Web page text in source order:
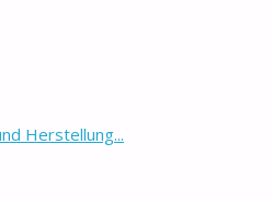
Herstellung...